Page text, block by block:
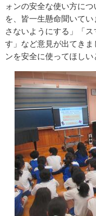
ォンの安全な使い方に
を、皆一生懸命聞いて
さないようにする」「
す」など意見が出てき
ンを安全に使ってほしい